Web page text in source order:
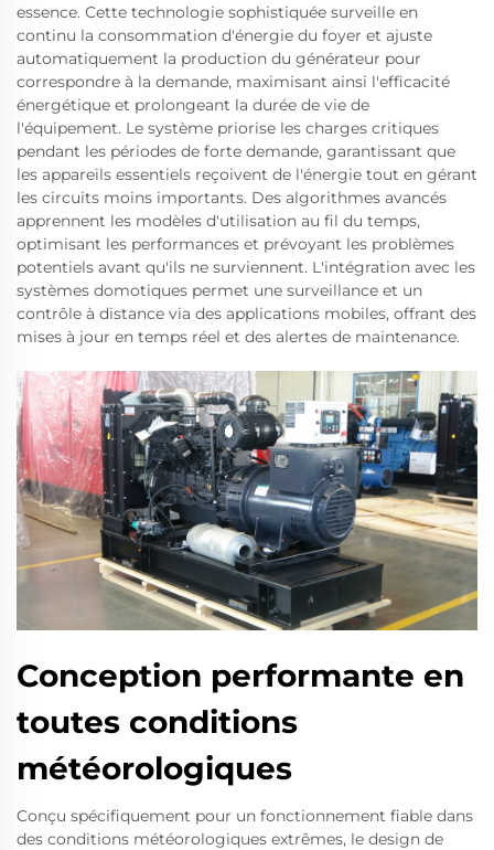
essence. Cette technologie sophistiquée surveille en
continu la consommation d'énergie du foyer et ajuste
automatiquement la production du générateur pour
correspondre à la demande, maximisant ainsi l'efficacité
énergétique et prolongeant la durée de vie de
l'équipement. Le système priorise les charges critiques
pendant les périodes de forte demande, garantissant que
les appareils essentiels reçoivent de l'énergie tout en gérant
les circuits moins importants. Des algorithmes avancés
apprennent les modèles d'utilisation au fil du temps,
optimisant les performances et prévoyant les problèmes
potentiels avant qu'ils ne surviennent. L'intégration avec les
systèmes domotiques permet une surveillance et un
contrôle à distance via des applications mobiles, offrant des
mises à jour en temps réel et des alertes de maintenance.
Conception performante en
toutes conditions
météorologiques
Conçu spécifiquement pour un fonctionnement fiable dans
des conditions météorologiques extrêmes, le design de